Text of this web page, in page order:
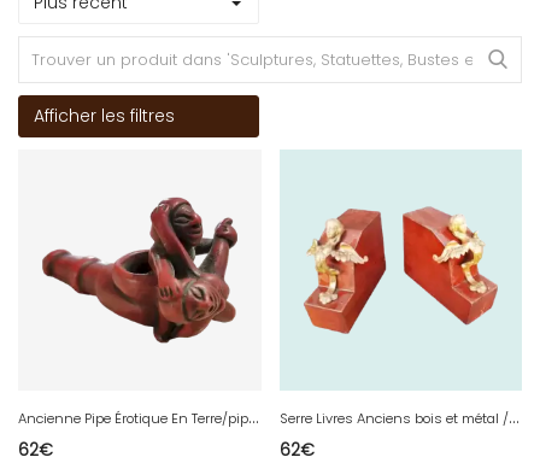
Afficher les filtres
A
ncienne Pipe Érotique En Terre/pipe de collection/old erotic clay pipe
62€
S
erre Livres Anciens bois et métal /livre vintage/sphinx/vintage Sphinx bookends
62€